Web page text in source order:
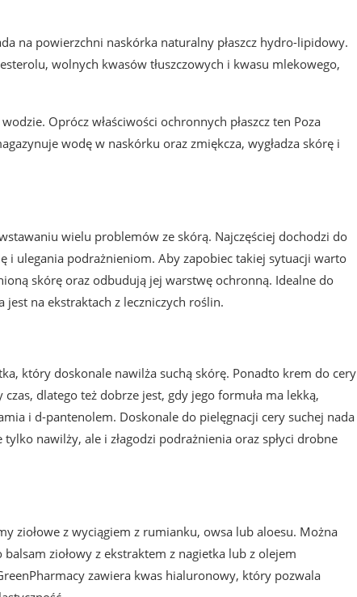
na powierzchni naskórka naturalny płaszcz hydro-lipidowy.
wolnych kwasów tłuszczowych i kwasu mlekowego,
Oprócz właściwości ochronnych płaszcz ten Poza
wodę w naskórku oraz zmiękcza, wygładza skórę i
wielu problemów ze skórą. Najczęściej dochodzi do
i ulegania podrażnieniom. Aby zapobiec takiej sytuacji warto
skórę oraz odbudują jej warstwę ochronną. Idealne do
na ekstraktach z leczniczych roślin.
który doskonale nawilża suchą skórę. Ponadto krem do cery
dlatego też dobrze jest, gdy jego formuła ma lekką,
i d-pantenolem. Doskonale do pielęgnacji cery suchej nada
nawilży, ale i złagodzi podrażnienia oraz spłyci drobne
ziołowe z wyciągiem z rumianku, owsa lub aloesu. Można
ziołowy z ekstraktem z nagietka lub z olejem
zawiera kwas hialuronowy, który pozwala